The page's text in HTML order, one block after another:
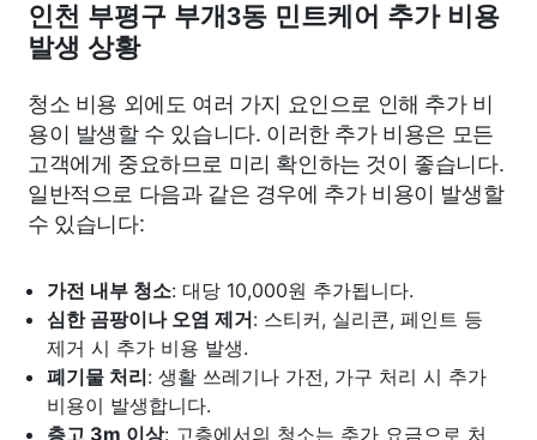
인천 부평구 부개3동 민트케어 추가 비용
발생 상황
청소 비용 외에도 여러 가지 요인으로 인해 추가 비
용이 발생할 수 있습니다. 이러한 추가 비용은 모든
고객에게 중요하므로 미리 확인하는 것이 좋습니다.
일반적으로 다음과 같은 경우에 추가 비용이 발생할
수 있습니다:
가전 내부 청소: 대당 10,000원 추가됩니다.
심한 곰팡이나 오염 제거: 스티커, 실리콘, 페인트 등
제거 시 추가 비용 발생.
폐기물 처리: 생활 쓰레기나 가전, 가구 처리 시 추가
비용이 발생합니다.
층고 3m 이상: 고층에서의 청소는 추가 요금으로 처